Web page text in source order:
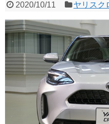
2020/10/11 ヤリスク